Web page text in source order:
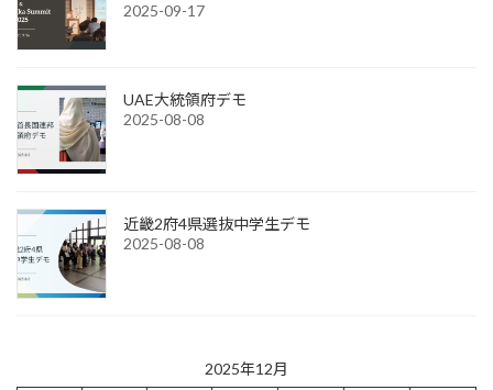
2025-09-17
UAE大統領府デモ
2025-08-08
近畿2府4県選抜中学生デモ
2025-08-08
2025年12月